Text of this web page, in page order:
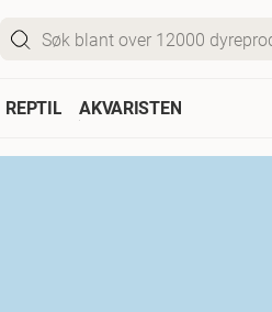
REPTIL AKVARISTEN